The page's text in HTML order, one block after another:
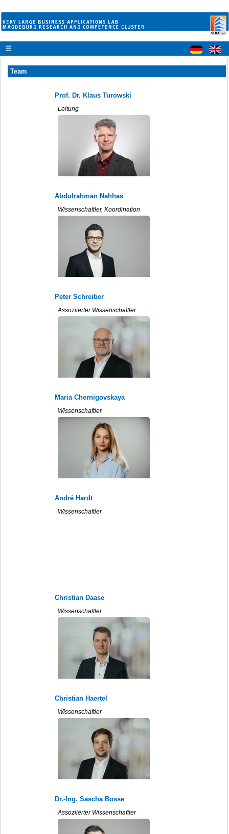
☰
Team
Prof. Dr. Klaus Turowski
Leitung
Abdulrahman Nahhas
Wissenschaftler, Koordination
Peter Schreiber
Assoziierter Wissenschaftler
Maria Chernigovskaya
Wissenschaftler
André Hardt
Wissenschaftler
Christian Daase
Wissenschaftler
Christian Haertel
Wissenschaftler
Dr.-Ing. Sascha Bosse
Assoziierter Wissenschaftler